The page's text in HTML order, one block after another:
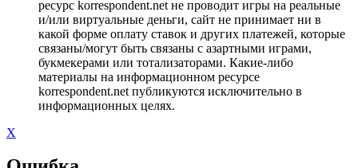
ресурс korrespondent.net не проводит игры на реальные
и/или виртуальные деньги, сайт не принимает ни в
какой форме оплату ставок и других платежей, которые
связаны/могут быть связаны с азартными играми,
букмекерами или тотализаторами. Какие-либо
материалы на информационном ресурсе
korrespondent.net публикуются исключительно в
информационных целях.
X